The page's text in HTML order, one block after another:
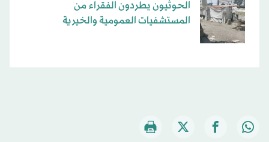
الحوثيون يطردون الفقراء من
المستشفيات العمومية والخيرية